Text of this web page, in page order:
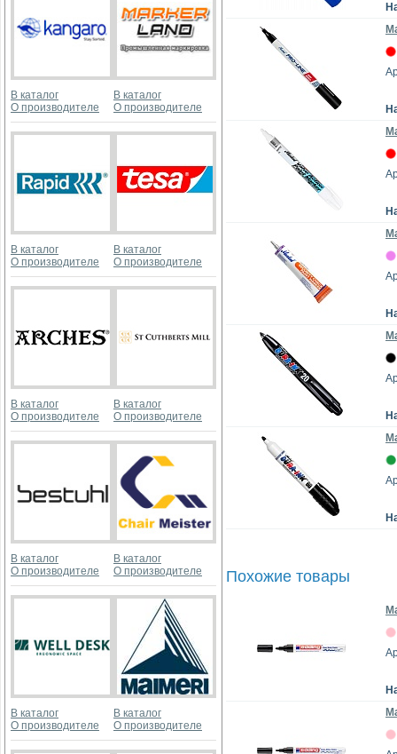
В каталог
О производителе
В каталог
О производителе
В каталог
О производителе
В каталог
О производителе
В каталог
О производителе
В каталог
О производителе
В каталог
О производителе
В каталог
О производителе
В каталог
О производителе
В каталог
О производителе
Похожие товары